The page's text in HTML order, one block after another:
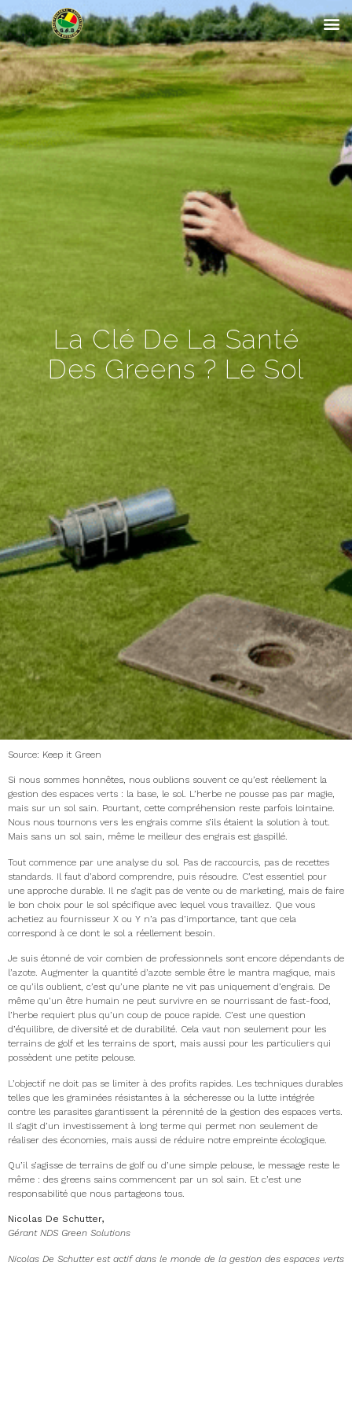
La Clé De La Santé
Des Greens ? Le Sol
Source: Keep it Green
Si nous sommes honnêtes, nous oublions souvent ce qu’est réellement la
gestion des espaces verts : la base, le sol. L’herbe ne pousse pas par magie,
mais sur un sol sain. Pourtant, cette compréhension reste parfois lointaine.
Nous nous tournons vers les engrais comme s’ils étaient la solution à tout.
Mais sans un sol sain, même le meilleur des engrais est gaspillé.
Tout commence par une analyse du sol. Pas de raccourcis, pas de recettes
standards. Il faut d’abord comprendre, puis résoudre. C’est essentiel pour
une approche durable. Il ne s’agit pas de vente ou de marketing, mais de faire
le bon choix pour le sol spécifique avec lequel vous travaillez. Que vous
achetiez au fournisseur X ou Y n’a pas d’importance, tant que cela
correspond à ce dont le sol a réellement besoin.
Je suis étonné de voir combien de professionnels sont encore dépendants de
l’azote. Augmenter la quantité d’azote semble être le mantra magique, mais
ce qu’ils oublient, c’est qu’une plante ne vit pas uniquement d’engrais. De
même qu’un être humain ne peut survivre en se nourrissant de fast-food,
l’herbe requiert plus qu’un coup de pouce rapide. C’est une question
d’équilibre, de diversité et de durabilité. Cela vaut non seulement pour les
terrains de golf et les terrains de sport, mais aussi pour les particuliers qui
possèdent une petite pelouse.
L’objectif ne doit pas se limiter à des profits rapides. Les techniques durables
telles que les graminées résistantes à la sécheresse ou la lutte intégrée
contre les parasites garantissent la pérennité de la gestion des espaces verts.
Il s’agit d’un investissement à long terme qui permet non seulement de
réaliser des économies, mais aussi de réduire notre empreinte écologique.
Qu’il s’agisse de terrains de golf ou d’une simple pelouse, le message reste le
même : des greens sains commencent par un sol sain. Et c’est une
responsabilité que nous partageons tous.
Nicolas De Schutter,
Gérant NDS Green Solutions
Nicolas De Schutter est actif dans le monde de la gestion des espaces verts